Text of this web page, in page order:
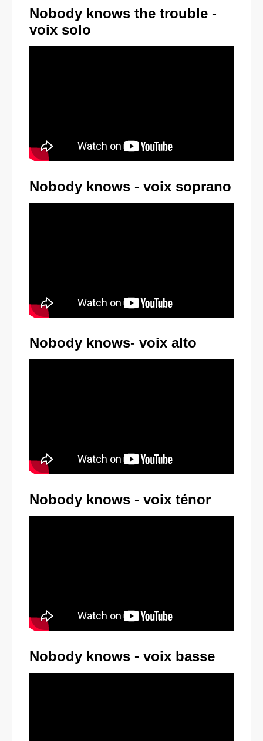
Nobody knows the trouble -
voix solo
Nobody knows - voix soprano
Nobody knows- voix alto
Nobody knows - voix ténor
Nobody knows - voix basse